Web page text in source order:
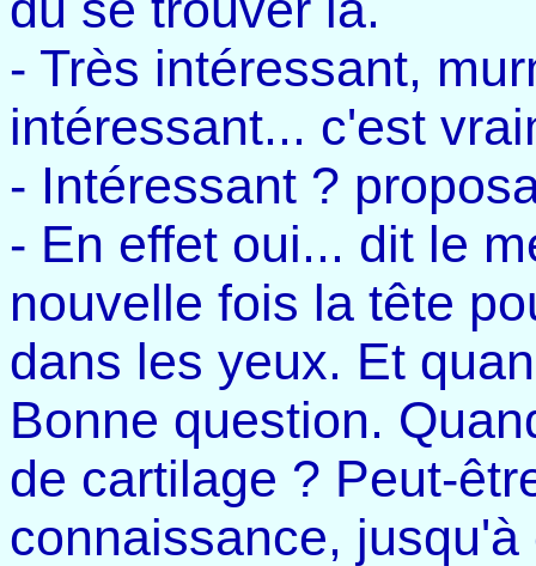
- Très intéressant,
intéressant... c'est
- Intéressant ?
- En effet oui... dit le
nouvelle fois la tête
dans les yeux. Et
Bonne question.
de cartilage ? Peut-
connaissance,